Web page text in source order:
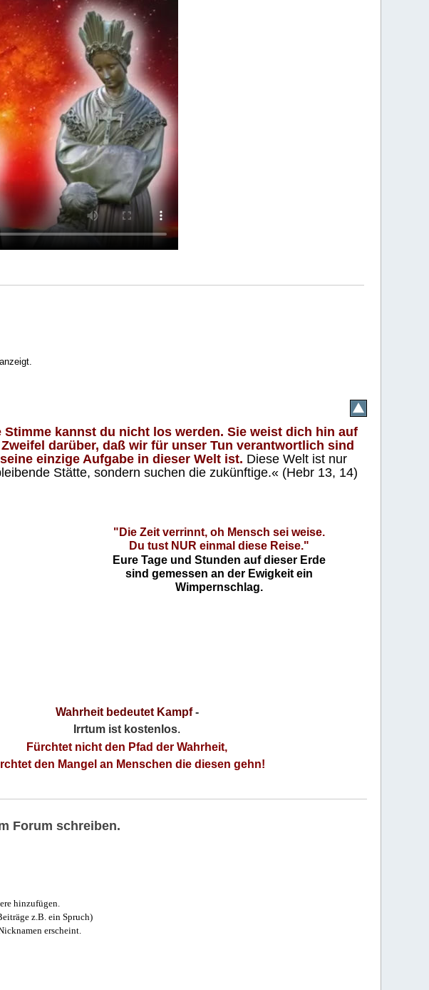
kannst du nicht los werden. Sie weist dich hin auf
darüber, daß wir für unser Tun verantwortlich sind
einzige Aufgabe in dieser Welt ist. Diese Welt ist nur
Stätte, sondern suchen die zukünftige.« (Hebr 13, 14)
"Die Zeit verrinnt, oh Mensch sei weise.
Du tust NUR einmal diese Reise."
Eure Tage und Stunden auf dieser Erde
sind gemessen an der Ewigkeit ein
Wimpernschlag.
Wahrheit bedeutet Kampf-
Irrtum ist kostenlos.
Fürchtet nicht den Pfad der Wahrheit,
den Mangel an Menschen die diesen gehn!
Forum schreiben.
hinzufügen.
z.B. ein Spruch)
erscheint.